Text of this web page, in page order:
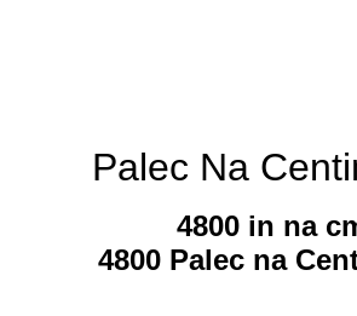
Palec Na
4800 in na
4800 Palec na